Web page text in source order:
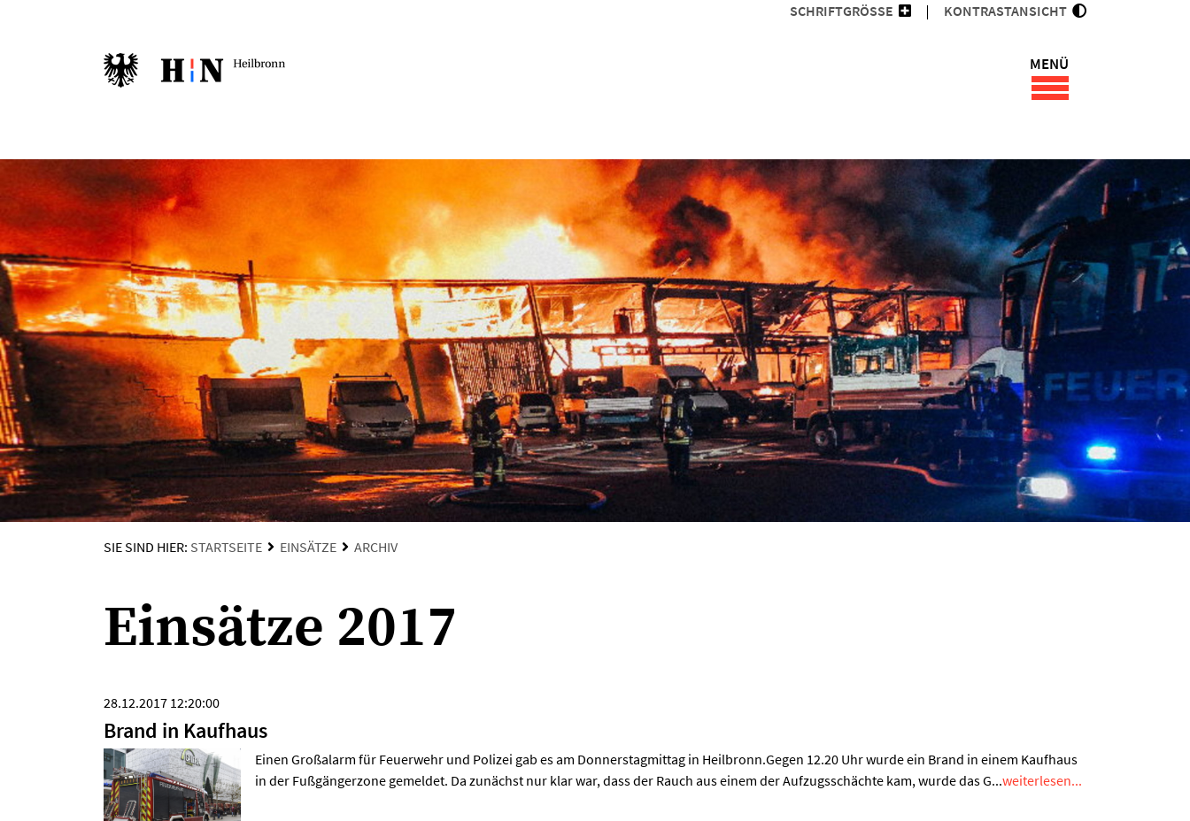
SCHRIFTGRÖSSE KONTRASTANSICHT
MENÜ
SIE SIND HIER: STARTSEITE EINSÄTZE ARCHIV
Einsätze 2017
28.12.2017 12:20:00
Brand in Kaufhaus
Einen Großalarm für Feuerwehr und Polizei gab es am Donnerstagmittag in Heilbronn.Gegen 12.20 Uhr wurde ein Brand in einem Kaufhaus
in der Fußgängerzone gemeldet. Da zunächst nur klar war, dass der Rauch aus einem der Aufzugsschächte kam, wurde das G...weiterlesen...